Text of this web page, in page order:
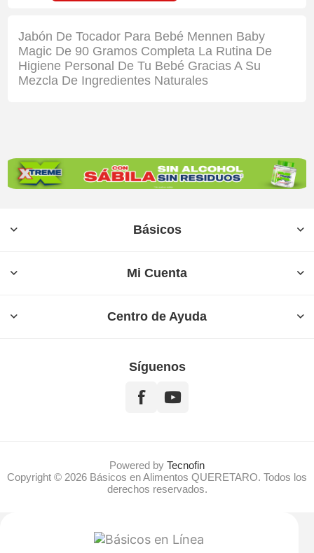
Jabón De Tocador Para Bebé Mennen Baby
Magic De 90 Gramos Completa La Rutina De
Higiene Personal De Tu Bebé Gracias A Su
Mezcla De Ingredientes Naturales
Básicos
Mi Cuenta
Centro de Ayuda
Síguenos
Powered by Tecnofin
Copyright © 2026 Básicos en Alimentos QUERETARO. Todos los
derechos reservados.